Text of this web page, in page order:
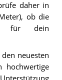
daher in
ob die
für dein
neuesten
hochwertige